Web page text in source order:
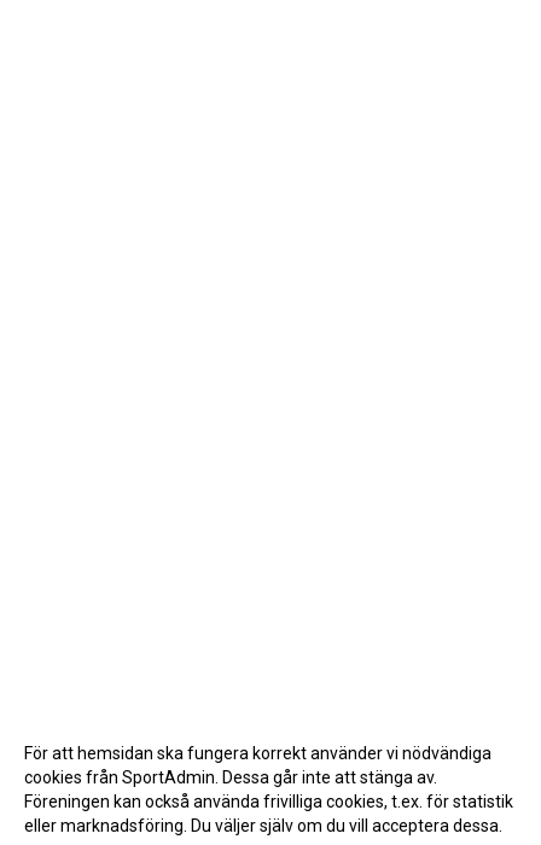
För att hemsidan ska fungera korrekt använder vi nödvändiga
cookies från SportAdmin. Dessa går inte att stänga av.
Föreningen kan också använda frivilliga cookies, t.ex. för statistik
eller marknadsföring. Du väljer själv om du vill acceptera dessa.